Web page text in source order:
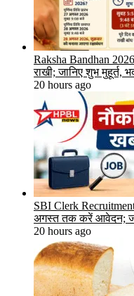
Raksha Bandhan
राखी; जानिए शुभ मुहूर्त,
20 hours ago
SBI Clerk
अगस्त तक करें आवेदन;
20 hours ago